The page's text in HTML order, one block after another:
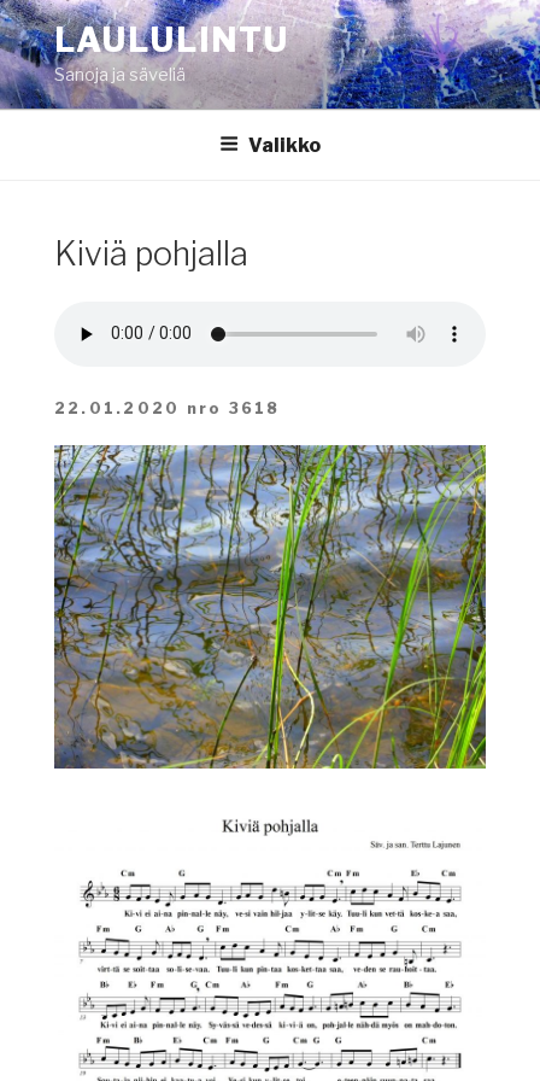
Siirry
sisältöönLAULULINTU
Sanoja ja säveliä
Valikko
Kiviä pohjalla
22.01.2020 nro 3618